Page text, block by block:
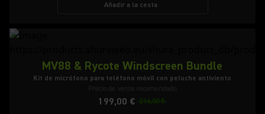
Añadir a la cesta
MV88 & Rycote Windscreen Bundle
Kit de micrófono para teléfono móvil con peluche antiviento
199,00 € 214,00 €